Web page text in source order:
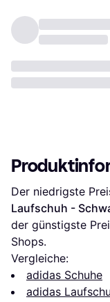
Der niedrigste
Laufschuh -
der günstigste
Shops.
Vergleiche:
adidas Schuhe
adidas